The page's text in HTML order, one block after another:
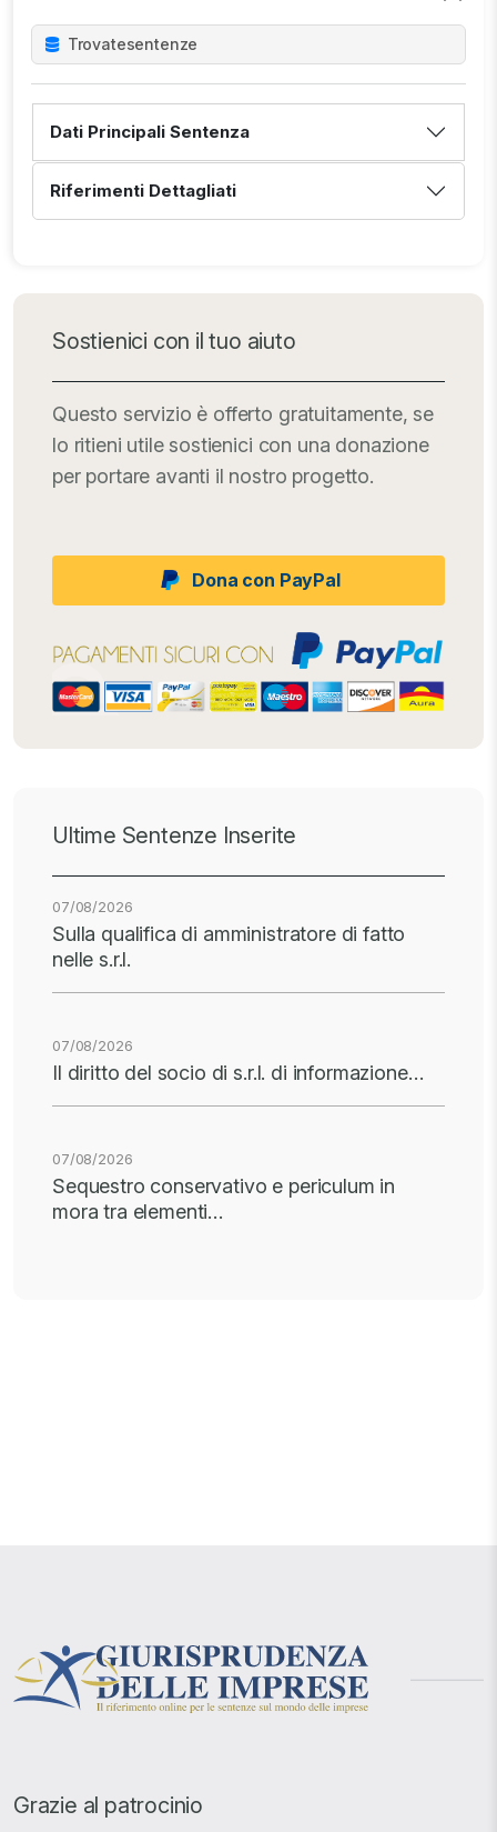
Trovatesentenze
Dati Principali Sentenza
Riferimenti Dettagliati
Sostienici con il tuo aiuto
Questo servizio è offerto gratuitamente, se
lo ritieni utile sostienici con una donazione
per portare avanti il nostro progetto.
Dona con PayPal
Ultime Sentenze Inserite
07/08/2026
Sulla qualifica di amministratore di fatto
nelle s.r.l.
07/08/2026
Il diritto del socio di s.r.l. di informazione…
07/08/2026
Sequestro conservativo e periculum in
mora tra elementi…
Grazie al patrocinio